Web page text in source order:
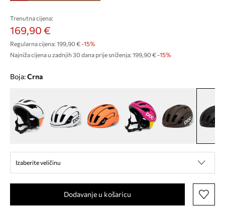
Trenutna cijena:
169,90 €
Regularna cijena: 199,90 €-15%
Najniža cijena u zadnjih 30 dana prije sniženja: 199,90 € -15%
Boja: crna
Izaberite veličinu
Dodavanje u košaricu